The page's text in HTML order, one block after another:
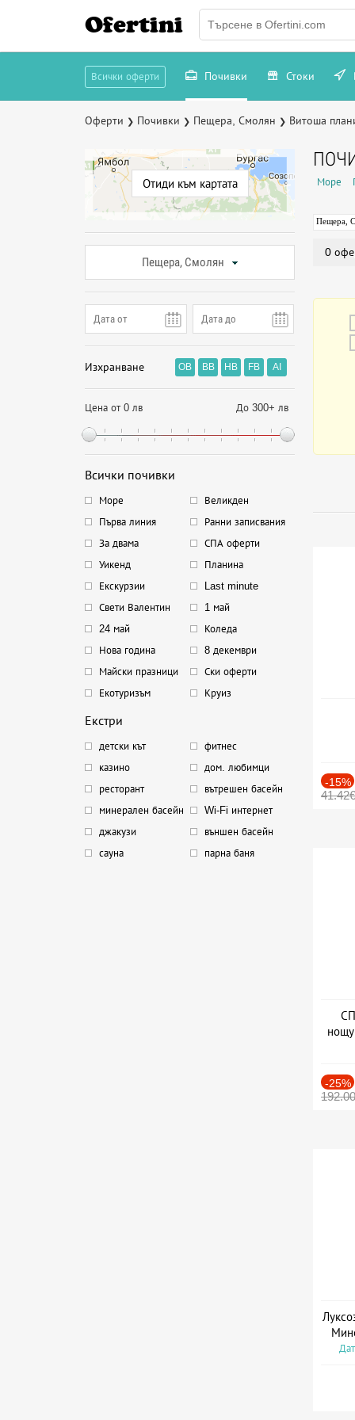
Ofertini
Всички оферти Почивки Стоки
Оферти ❯ Почивки ❯ Пещера, Смолян ❯ Витоша
Отиди към картата
Пещера, Смолян
Изхранване OB BB HB FB AI
Цена от 0 лв До 300+ лв
Всички почивки
Море
Великден
Първа линия
Ранни записвания
За двама
СПА оферти
Уикенд
Планина
Екскурзии
Last minute
Свети Валентин
1 май
24 май
Коледа
Нова година
8 декември
Майски празници
Ски оферти
Екотуризъм
Круиз
Екстри
детски кът
фитнес
казино
дом. любимци
ресторант
вътрешен басейн
минерален басейн
Wi-Fi интернет
джакузи
външен басейн
сауна
парна баня
Море
Пещера,
0
-15%
41.42€
-25%